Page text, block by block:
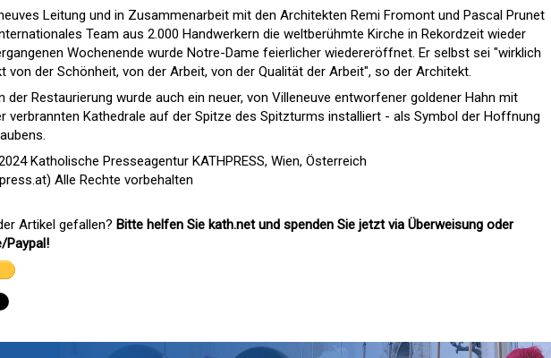
Leitung und in Zusammenarbeit mit den Architekten Remi Fromont und Pascal Prunet
Team aus 2.000 Handwerkern die weltberühmte Kirche in Rekordzeit wieder
Wochenende wurde Notre-Dame feierlicher wiedereröffnet. Er selbst sei "wirklich
von der Schönheit, von der Arbeit, von der Qualität der Arbeit", so der Architekt.
der Restaurierung wurde auch ein neuer, von Villeneuve entworfener goldener Hahn mit
verbrannten Kathedrale auf der Spitze des Spitzturms installiert - als Symbol der Hoffnung
Katholische Presseagentur KATHPRESS, Wien, Österreich
Alle Rechte vorbehalten
Artikel gefallen? Bitte helfen Sie kath.net und spenden Sie jetzt via Überweisung oder
Paypal!